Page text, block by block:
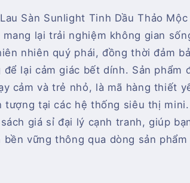
Sàn Sunlight Tinh Dầu Thảo
mang lại trải nghiệm không gian
nhiên quý phái, đồng thời đảm
để lại cảm giác bết dính. Sản phẩm
cảm và trẻ nhỏ, là mã hàng thiết
tượng tại các hệ thống siêu thị
giá sỉ đại lý cạnh tranh, giúp
bền vững thông qua dòng sản